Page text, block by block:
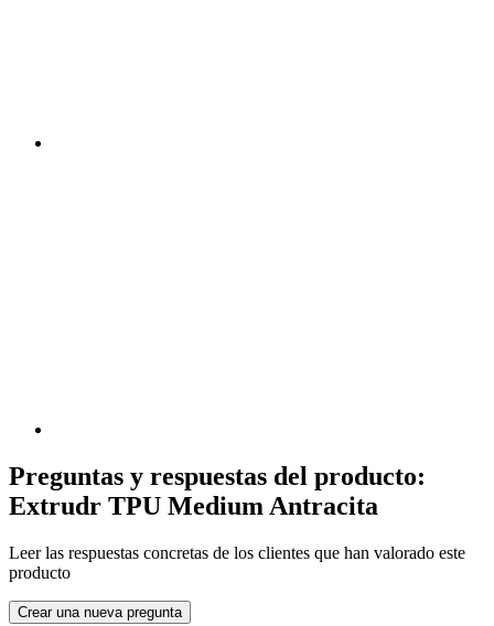
Preguntas y respuestas del producto:
Extrudr TPU Medium Antracita
Leer las respuestas concretas de los clientes que han valorado este
producto
Crear una nueva pregunta